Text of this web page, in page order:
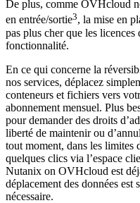
De plus, comme OVHcloud
en entrée/sortie3, la mise en
pas plus cher que les
fonctionnalité.
En ce qui concerne la
nos services, déplacez
conteneurs et fichiers vers
abonnement mensuel. Plus
pour demander des droits
liberté de maintenir ou
tout moment, dans les limites
quelques clics via l’espace
Nutanix on OVHcloud est
déplacement des données est
nécessaire.